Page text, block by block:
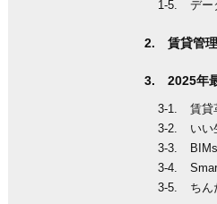
デー
賃貸管
2025年
賃貸
いい
ちん